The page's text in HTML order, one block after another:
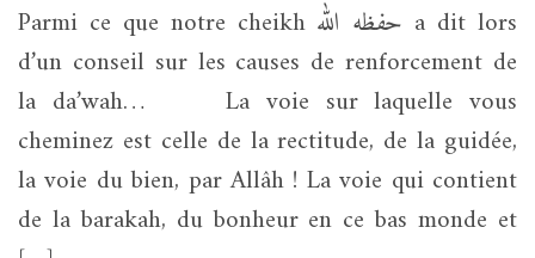
Parmi ce que notre cheikh حفظه الله a dit lors
d’un conseil sur les causes de renforcement de
la da’wah… La voie sur laquelle vous
cheminez est celle de la rectitude, de la guidée,
la voie du bien, par Allâh ! La voie qui contient
de la barakah, du bonheur en ce bas monde et